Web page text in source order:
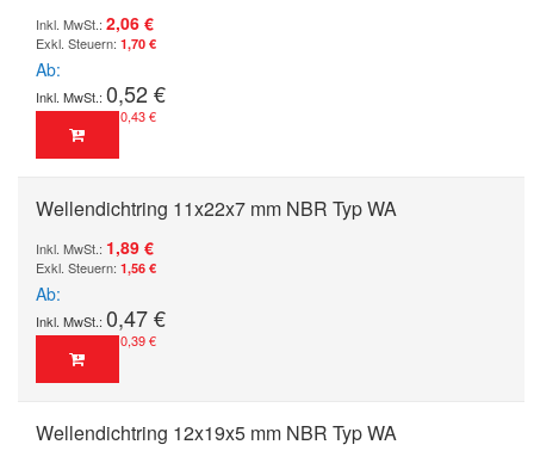
2,06 €
1,70 €
Ab
0,52 €
0,43 €
Wellendichtring 11x22x7 mm NBR Typ WA
1,89 €
1,56 €
Ab
0,47 €
0,39 €
Wellendichtring 12x19x5 mm NBR Typ WA